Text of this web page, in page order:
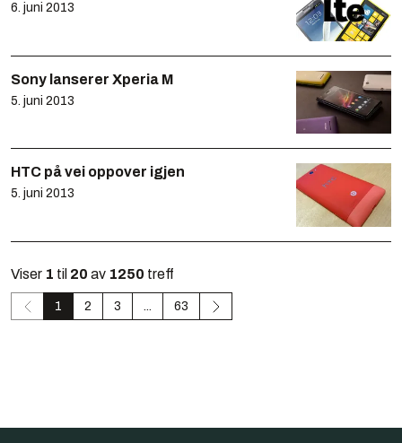
6. juni 2013
Sony lanserer Xperia M
5. juni 2013
HTC på vei oppover igjen
5. juni 2013
Viser 1 til 20 av 1250 treff
1 2 3 ... 63